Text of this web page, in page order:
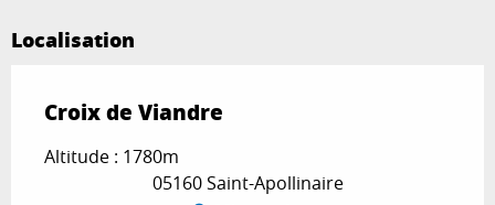
Localisation
Croix de Viandre
Altitude : 1780m
05160 Saint-Apollinaire